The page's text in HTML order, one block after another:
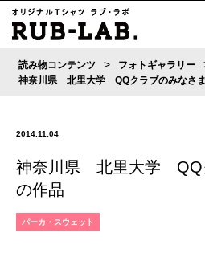
読み物コンテンツ > フォトギャラリー
神奈川県 北里大学 QQクラブのみなさ
2014.11.04
神奈川県 北里大学 QQ
の作品
パーカ・スウェット